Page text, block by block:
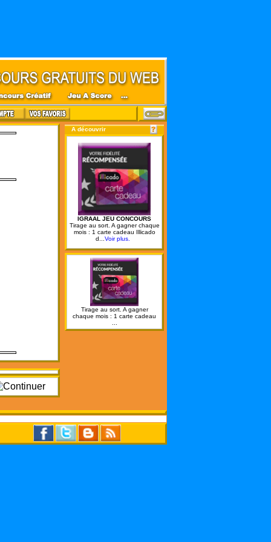
A découvrir
IGRAAL JEU CONCOURS
Tirage au sort. A gagner chaque
mois : 1 carte cadeau Illicado
d... Voir plus.
Tirage au sort. A gagner
chaque mois : 1 carte cadeau